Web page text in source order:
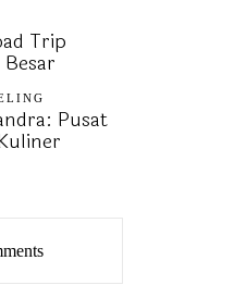
Trip
Pusat